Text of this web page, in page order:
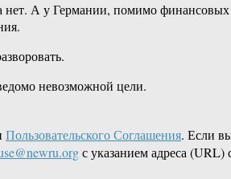
нет. А у Германии, помимо
невозможной цели.
Пользовательского Соглашения. Если
с указанием адреса (URL)